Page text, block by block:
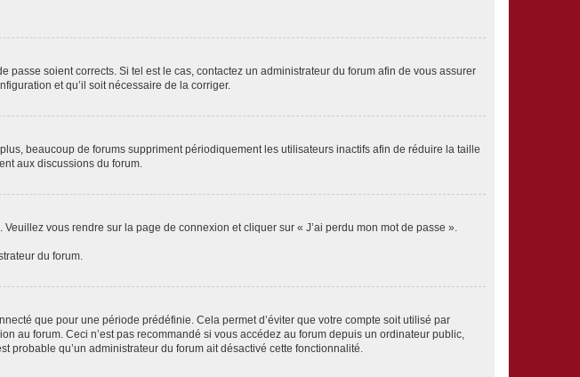
passe soient corrects. Si tel est le cas, contactez un administrateur du forum afin de vous assurer
et qu’il soit nécessaire de la corriger.
beaucoup de forums suppriment périodiquement les utilisateurs inactifs afin de réduire la taille
aux discussions du forum.
vous rendre sur la page de connexion et cliquer sur « J’ai perdu mon mot de passe ».
du forum.
que pour une période prédéfinie. Cela permet d’éviter que votre compte soit utilisé par
au forum. Ceci n’est pas recommandé si vous accédez au forum depuis un ordinateur public,
probable qu’un administrateur du forum ait désactivé cette fonctionnalité.